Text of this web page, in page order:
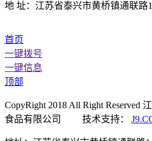
地 址：江苏省泰兴市黄桥镇通联路
首页
一键拨号
一键信息
顶部
CopyRight 2018 All Right Reserved
食品有限公司 技术支持：